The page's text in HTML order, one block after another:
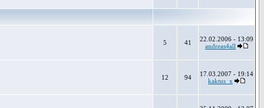
5 41
22.02.2006 - 13:09
andreas4all
12 94
17.03.2007 - 19:14
kaktus_x